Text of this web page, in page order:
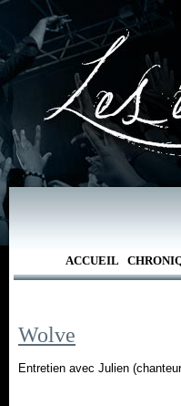
ACCUEIL
Wolve
Entretien avec Julien